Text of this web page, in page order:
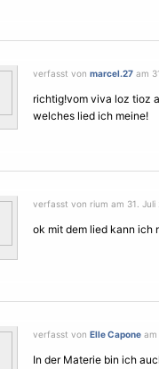
verfasst von marcel.27 am
richtig!vom viva loz tioz
welches lied ich meine!
verfasst von rium am 31. Juli
ok mit dem lied kann ich
verfasst von Elle Capone am
In der Materie bin ich